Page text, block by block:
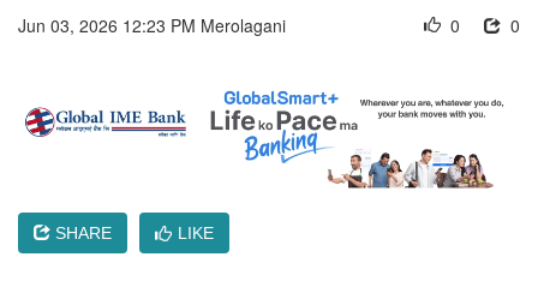
Jun 03, 2026 12:23 PM Merolagani 0
0
SHARE LIKE